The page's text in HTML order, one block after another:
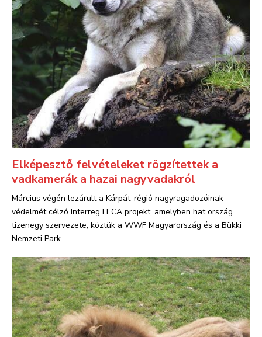
Elképesztő felvételeket rögzítettek a
vadkamerák a hazai nagyvadakról
Március végén lezárult a Kárpát-régió nagyragadozóinak
védelmét célzó Interreg LECA projekt, amelyben hat ország
tizenegy szervezete, köztük a WWF Magyarország és a Bükki
Nemzeti Park...